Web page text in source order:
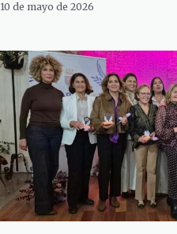
10 de mayo de 2026